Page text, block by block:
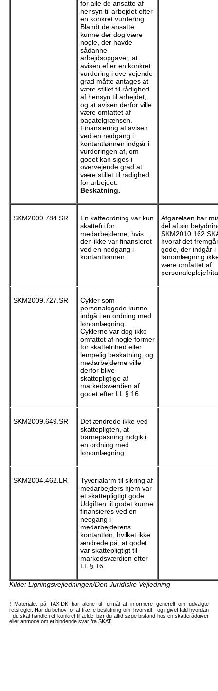
for alle de ansatte af
hensyn til arbejdet efter
en konkret vurdering.
Blandt de ansatte
kunne der dog være
nogle, der havde
sådanne
arbejdsopgaver, at
avisen efter en konkret
vurdering i overvejende
grad måtte antages at
være stillet til rådighed
af hensyn til arbejdet,
og at avisen derfor ville
være omfattet af
bagatelgrænsen.
Finansiering af avisen
ved en nedgang i
kontantlønnen indgår i
vurderingen af, om
godet kan siges i
overvejende grad at
være stillet til rådighed
for arbejdet.
Beskatning.
SKM2009.784.SR
En kaffeordning var kun
skattefri for
medarbejderne, hvis
den ikke var finansieret
ved en nedgang i
kontantlønnen.
Afgørelsen har
del af sin
hvoraf det
gode, der indgår i
lønomlægning
være omfattet af
SKM2009.727.SR
Cykler som
personalegode kunne
indgå i en ordning med
lønomlægning.
Cyklerne var dog ikke
omfattet af nogle former
for skattefrihed eller
lempelig beskatning, og
medarbejderne ville
derfor blive
skattepligtige af
markedsværdien af
godet efter LL § 16.
SKM2009.649.SR
Det ændrede ikke ved
skattepligten, at
børnepasning indgik i
en ordning med
lønomlægning.
SKM2004.462.LR
Tyverialarm til sikring af
medarbejders hjem var
et skattepligtigt gode.
Udgiften til godet kunne
finansieres ved en
nedgang i
medarbejderens
kontantløn, hvilket ikke
ændrede på, at godet
var skattepligtigt til
markedsværdien efter
LL § 16.
Kilde: Ligningsvejledningen/Den Juridiske Vejledning
! Materialet på TAX.DK har alene til formål at informere generelt om udvalgte
retsregler. Har du behov for at træffe beslutning om, hvorvidt - og i givet fald hvordan
- du skal handle i et konkret tilfælde, bør du altid søge bistand hos en skatterådgiver
eller anmode om et bindende svar fra SKAT.